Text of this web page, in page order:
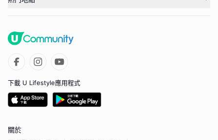
下載 U Lifestyle應用程式
關於